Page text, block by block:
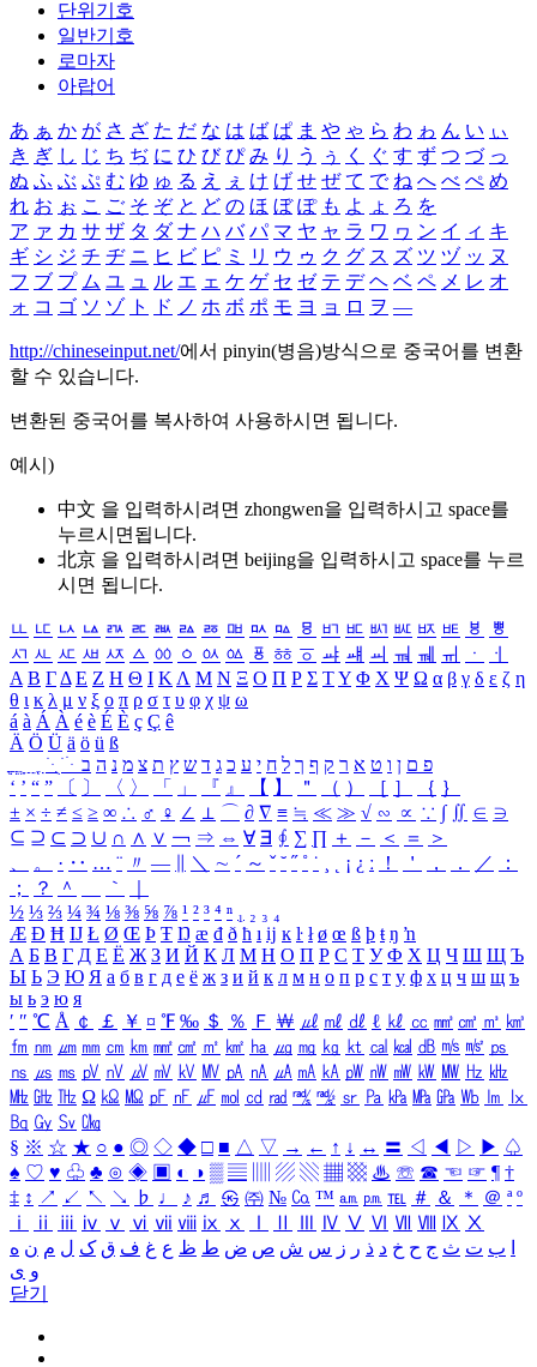
단위기호
일반기호
로마자
아랍어
あ ぁ か が さ ざ た だ な は ば ぱ ま や ゃ ら わ ゎ ん い ぃ
き ぎ し じ ち ぢ に ひ び ぴ み り う ぅ く ぐ す ず つ づ っ
ぬ ふ ぶ ぷ む ゆ ゅ る え ぇ け げ せ ぜ て で ね へ べ ぺ め
れ お ぉ こ ご そ ぞ と ど の ほ ぼ ぽ も よ ょ ろ を
ア ァ カ サ ザ タ ダ ナ ハ バ パ マ ヤ ャ ラ ワ ヮ ン イ ィ キ
ギ シ ジ チ ヂ ニ ヒ ビ ピ ミ リ ウ ゥ ク グ ス ズ ツ ヅ ッ ヌ
フ ブ プ ム ユ ュ ル エ ェ ケ ゲ セ ゼ テ デ ヘ ベ ペ メ レ オ
ォ コ ゴ ソ ゾ ト ド ノ ホ ボ ポ モ ヨ ョ ロ ヲ ―
http://chineseinput.net/에서 pinyin(병음)방식으로 중국어를 변환
할 수 있습니다.
변환된 중국어를 복사하여 사용하시면 됩니다.
예시)
中文 을 입력하시려면 zhongwen을 입력하시고 space를
누르시면됩니다.
北京 을 입력하시려면 beijing을 입력하시고 space를 누르
시면 됩니다.
ㅥ ㅦ ㅧ ㅨ ㅩ ㅪ ㅫ ㅬ ㅭ ㅮ ㅯ ㅰ ㅱ ㅲ ㅳ ㅴ ㅵ ㅶ ㅷ ㅸ
ㅹ
ㅺ ㅻ ㅼ ㅽ ㅾ ㅿ ㆀ ㆁ ㆂ ㆃ ㆄ ㆅ ㆆ ㆇ ㆈ ㆉ ㆊ ㆋ ㆌ ㆍ
ㆎ
Α Β ΓΔ Ε Ζ Η Θ Ι ΚΛ Μ Ν Ξ Ο Π Ρ Σ ΤΥ Φ Χ Ψ Ω α β γ δ ε ζ η
θ ι κ λ μ ν ξ ο π ρ σ τ υ φ χ ψ ω
á à Á À é è É È ç Ç ê
Ä Ö Ü ä ö ü ß
ִֶֹ ֻּ ׁׂ פ ם ן ו ט א ר ק ף ך ל ח י ע כ ג ד ש ץ ת צ מ נ ה ב
‘ ’ “ ” 〔 〕 〈 〉 「 」 『 』 【 】 ＂ （ ） ［ ］ ｛ ｝
± × ÷ ≠ ≤ ≥ ∞ ∴ ♂ ♀ ∠ ⊥ ⌒ ∂ ∇ ≡ ≒ ≪ ≫ √ ∽ ∝ ∵ ∫ ∬ ∈ ∋
⊆ ⊇ ⊂ ⊃ ∪ ∩ ∧ ∨ ￢ ⇒ ⇔ ∀ ∃ ∮ ∑ ∏ ＋ － ＜ ＝
＞
、
。 · ‥ … ¨ 〃 ― ＼ ∼ ´ ～ ˇ ˘ ˝ ˚ ˙ ¸ ¡ ¿ ː ！ ＇ ， ． ／
：
；
？ ＾ ｀
½ ⅓ ⅔ ¼ ¾ ⅛ ⅜ ⅝ ⅞ ¹ ² ³ ⁴ ⁿ ₁ ₂ ₃ ₄
Æ Ð Ħ Ĳ Ł Ø Œ Þ Ŧ Ŋ æ đ ð ħ ı ĳ ĸ ŀ ł ø œ ß þ ŧ ŋ ŉ
А Б В Г Д Е Ё Ж З И Й К Л М Н О П Р С Т У Ф Х Ц Ч Ш Щ Ъ
Ы Ь Э Ю Я а б в г д е ё ж з и й к л м н о п р с т у ф х ц ч ш щ ъ
ы ь э ю я
′ ″ ℃ Å ￠ ￡ ￥ ¤ ℉ ‰ ＄ ％ Ｆ ￦ ㎕ ㎖ ㎗ ℓ ㎘ ㏄ ㎣ ㎤ ㎥ ㎦
㎙ ㎚ ㎛ ㎜ ㎝ ㎞ ㎟ ㎠ ㎡ ㎢ ㏊ ㎍ ㎎ ㎏ ㏏ ㎈ ㎉ ㏈ ㎧ ㎨ ㎰
㎱ ㎲ ㎳ ㎴ ㎵ ㎶ ㎷ ㎸ ㎹ ㎀ ㎁ ㎂ ㎃ ㎄ ㎺ ㎻ ㎽ ㎾ ㎿ ㎐ ㎑
㎒ ㎓ ㎔ Ω ㏀ ㏁ ㎊ ㎋ ㎌ ㏖ ㏅ ㎭ ㎮ ㎯ ㏛ ㎩ ㎪ ㎫ ㎬ ㏝ ㏐
㏓
㏃ ㏉ ㏜ ㏆
§ ※ ☆ ★ ○ ● ◎ ◇ ◆ □ ■ △ ▽ → ← ↑ ↓ ↔ 〓 ◁ ◀ ▷ ▶ ♤
♠ ♡ ♥ ♧ ♣ ⊙ ◈ ▣ ◐ ◑ ▒ ▤ ▨ ▧ ▦ ▩ ♨ ☏ ☎ ☜ ☞ ¶ †
‡ ↕ ↗ ↙ ↖ ↘ ♭ ♩ ♪ ♬ ㉿ ㈜ № ㏇ ™ ㏂ ㏘ ℡ ＃ ＆ ＊ ＠ ª º
ⅰ
ⅱ ⅲ ⅳ ⅴ ⅵ ⅶ ⅷ ⅸ ⅹ Ⅳ Ⅴ Ⅵ Ⅶ Ⅷ Ⅸ Ⅹ
ب ت ث ج ح خ د ذ ر ز س ش ص ض ط ظ ع غ ف ق ک ل م ن ه
و ی
닫기